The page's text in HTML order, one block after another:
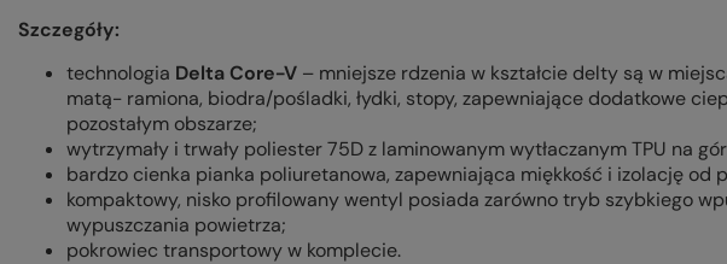
Szczegóły:
technologia Delta Core-V – mniejsze rdzenia w kształcie delty są w
matą- ramiona, biodra/pośladki, łydki, stopy, zapewniające dodatkowe
pozostałym obszarze;
wytrzymały i trwały poliester 75D z laminowanym wytłaczanym TPU na
bardzo cienka pianka poliuretanowa, zapewniająca miękkość i izolację od
kompaktowy, nisko profilowany wentyl posiada zarówno tryb szybkiego
wypuszczania powietrza;
pokrowiec transportowy w komplecie.